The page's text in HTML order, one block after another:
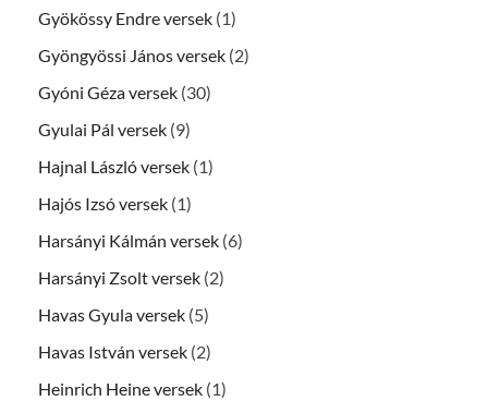
Gyökössy Endre versek (1)
Gyöngyössi János versek (2)
Gyóni Géza versek (30)
Gyulai Pál versek (9)
Hajnal László versek (1)
Hajós Izsó versek (1)
Harsányi Kálmán versek (6)
Harsányi Zsolt versek (2)
Havas Gyula versek (5)
Havas István versek (2)
Heinrich Heine versek (1)